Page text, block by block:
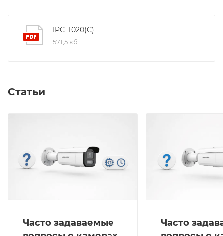
802.3af);Потребляемая мощность: 6,5Вт макс.
IPC-T020(C)
571,5 кб
Статьи
Часто задаваемые
Часто